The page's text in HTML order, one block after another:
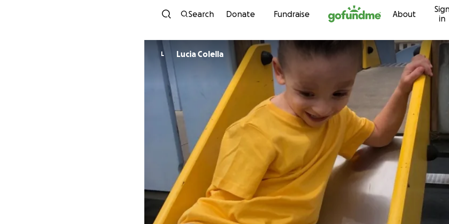
Skip to content
Search Donate Fundraise About
in
L Lucia Colella